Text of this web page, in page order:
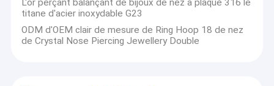
L'or perçant balançant de bijoux de nez a plaqué 316 le
titane d'acier inoxydable G23
ODM d'OEM clair de mesure de Ring Hoop 18 de nez
de Crystal Nose Piercing Jewellery Double